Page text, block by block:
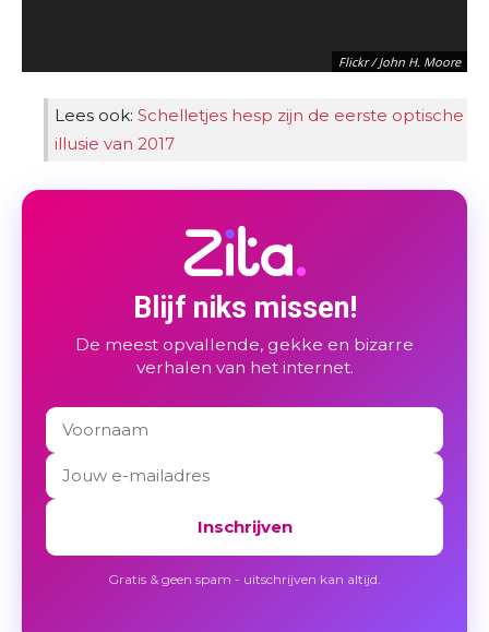
Flickr / John H. Moore
Reddid / Cant_trust-Hillary
Lees ook: Schelletjes hesp zijn de eerste optische
illusie van 2017
Blijf niks missen!
De meest opvallende, gekke en bizarre
verhalen van het internet.
Inschrijven
Gratis & geen spam - uitschrijven kan altijd.